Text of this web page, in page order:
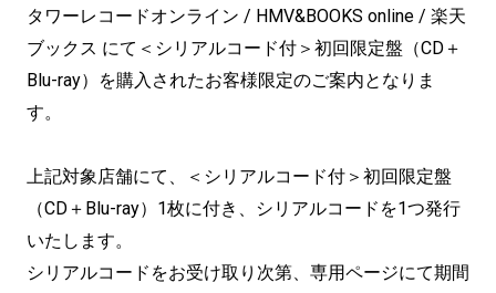
タワーレコードオンライン / HMV&BOOKS online / 楽天
ブックス にて＜シリアルコード付＞初回限定盤（CD＋
Blu-ray）を購入されたお客様限定のご案内となりま
す。
上記対象店舗にて、＜シリアルコード付＞初回限定盤
（CD＋Blu-ray）1枚に付き、シリアルコードを1つ発行
いたします。
シリアルコードをお受け取り次第、専用ページにて期間